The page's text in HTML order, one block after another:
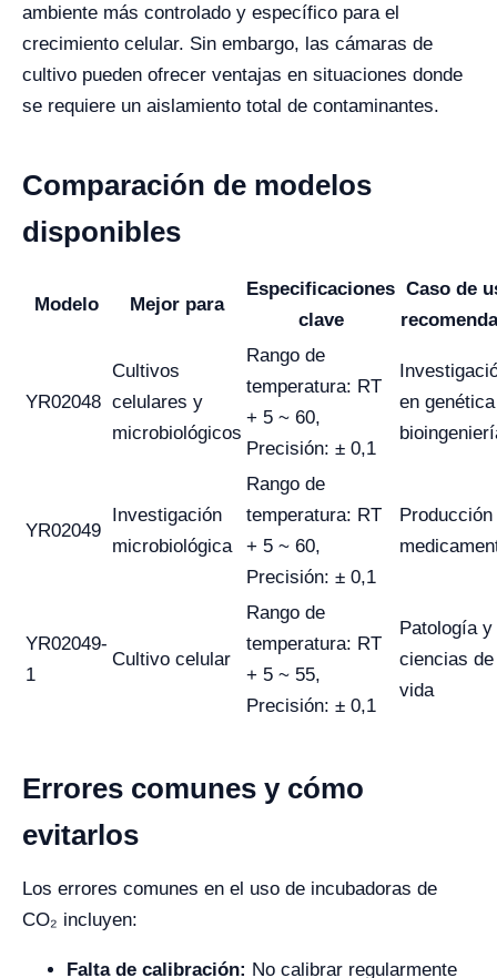
ambiente más controlado y específico para el
crecimiento celular. Sin embargo, las cámaras de
cultivo pueden ofrecer ventajas en situaciones donde
se requiere un aislamiento total de contaminantes.
Comparación de modelos
disponibles
Modelo Mejor para
Especificaciones
clave
Caso de
YR02048
Cultivos
celulares y
microbiológicos
Rango de
temperatura: RT
+ 5 ~ 60,
Precisión: ± 0,1
en
YR02049
Investigación
microbiológica
Rango de
temperatura: RT
+ 5 ~ 60,
Precisión: ± 0,1
Producción
YR02049-
1
Cultivo celular
Rango de
temperatura: RT
+ 5 ~ 55,
Precisión: ± 0,1
Patología y
ciencias
vida
Errores comunes y cómo
evitarlos
Los errores comunes en el uso de incubadoras de
CO₂ incluyen:
Falta de calibración: No calibrar regularmente